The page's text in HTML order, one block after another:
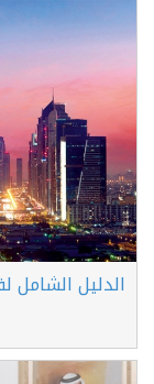
الدليل الشامل